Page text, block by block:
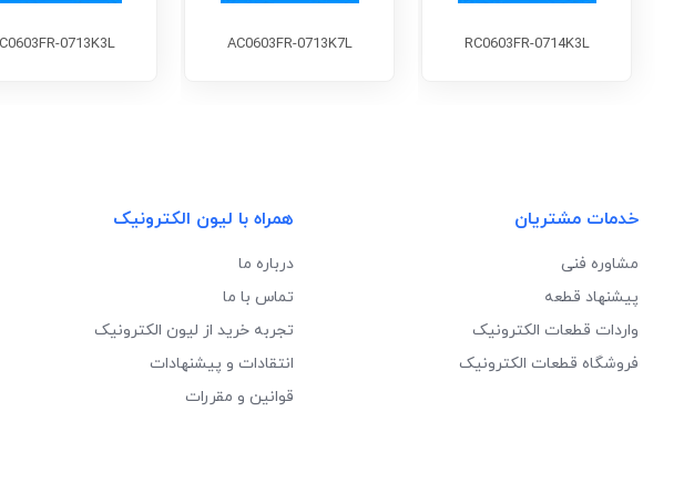
RC0603FR-0714K3L
AC0603FR-0713K7L
0713K3L
خدمات مشتریان
مشاوره فنی
پیشنهاد قطعه
واردات قطعات الکترونیک
فروشگاه قطعات الکترونیک
همراه با لیون الکترونیک
درباره ما
تماس با ما
تجربه خرید از لیون الکترونیک
انتقادات و پیشنهادات
قوانین و مقررات